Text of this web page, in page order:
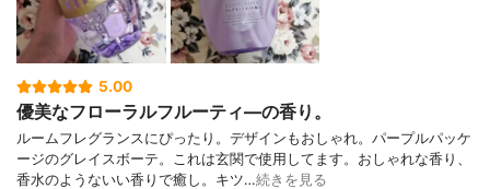
5.00
優美なフローラルフルーティ―の香り。
ルームフレグランスにぴったり。デザインもおしゃれ。パープルパッケ
ージのグレイスボーテ。これは玄関で使用してます。おしゃれな香り、
香水のようないい香りで癒し。キツ…続きを見る